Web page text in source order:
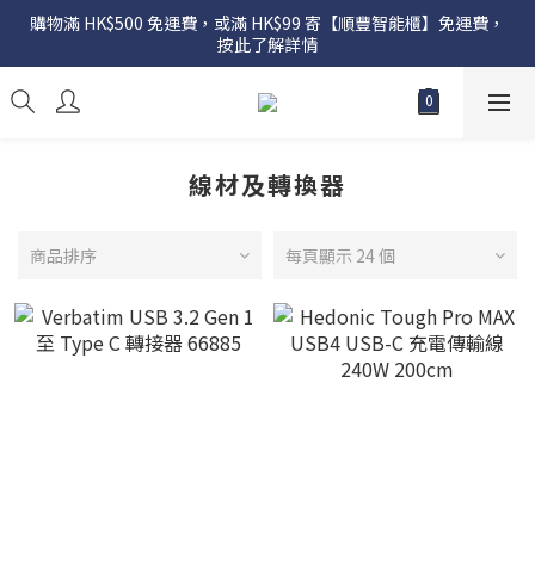
購物滿 HK$500 免運費，或滿 HK$99 寄【順豐智能櫃】免運費，
按此了解詳情
線材及轉換器
商品排序 每頁顯示 24 個